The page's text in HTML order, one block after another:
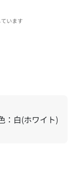
います
：白(ホワイト)